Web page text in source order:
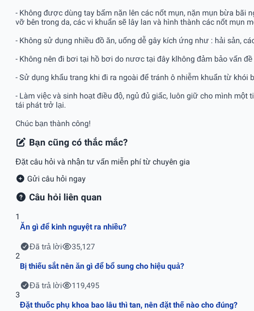
- Không được dùng tay bấm nặn lên các nốt mụn, nặn mụn bừa
vỡ bên trong da, các vi khuẩn sẽ lây lan và hình thành các nốt mụn
- Không sử dụng nhiều đồ ăn, uống dễ gây kích ứng như : hải sản,
- Không nên đi bơi tại hồ bơi do nươc tại đây klhông đảm bảo vấn đề
- Sử dụng khẩu trang khi đi ra ngoài để tránh ô nhiễm khuẩn từ khói
- Làm việc và sinh hoạt điều độ, ngủ đủ giấc, luôn giữ cho mình
tái phát trở lại.
Chúc bạn thành công!
Bạn cũng có thắc mắc?
Đặt câu hỏi và nhận tư vấn miễn phí từ chuyên gia
Gửi câu hỏi ngay
Câu hỏi liên quan
1
Ăn gì để kinh nguyệt ra nhiều?
Đã trả lời
35,127
2
Bị thiếu sắt nên ăn gì để bổ sung cho hiệu quả?
Đã trả lời
119,495
3
Đặt thuốc phụ khoa bao lâu thì tan, nên đặt thế nào cho đúng?